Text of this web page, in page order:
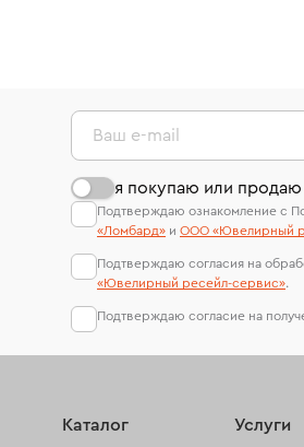
Ваш e-mail
я покупаю или
Подтверждаю ознакомление с
«Ломбард» и ООО «Ювелирный
Подтверждаю согласия на
«Ювелирный ресейл-сервиc».
Подтверждаю согласие на
Каталог Услуги